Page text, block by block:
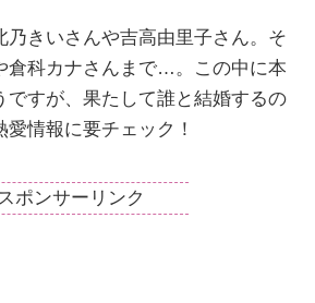
乃きいさんや吉高由里子さん。そ
倉科カナさんまで…。この中に本
ですが、果たして誰と結婚するの
情報に要チェック！
スポンサーリンク